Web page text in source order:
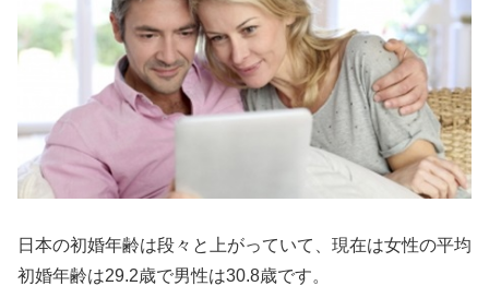
日本の初婚年齢は段々と上がっていて、現在は女性の平均
初婚年齢は29.2歳で男性は30.8歳です。